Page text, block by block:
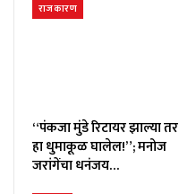
राजकारण
“पंकजा मुंडे रिटायर झाल्या तर
हा धुमाकूळ घालेल!”; मनोज
जरांगेंचा धनंजय…